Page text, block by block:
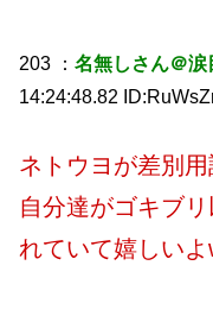
203 ：名無しさん＠涙
14:24:48.82
ネトウヨが差別
自分達がゴキブ
れていて嬉しいよ